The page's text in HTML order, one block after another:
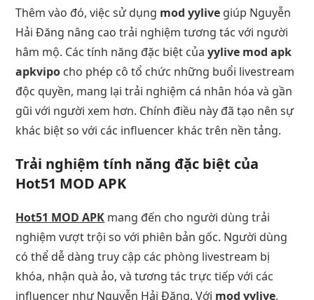
Thêm vào đó, việc sử dụng mod yylive giúp Nguyễn
Hải Đăng nâng cao trải nghiệm tương tác với người
hâm mộ. Các tính năng đặc biệt củayylive mod apk
apkvipo cho phép cô tổ chức những buổi livestream
độc quyền, mang lại trải nghiệm cá nhân hóa và gần
gũi với người xem hơn. Chính điều này đã tạo nên sự
khác biệt so với các influencer khác trên nền tảng.
Trải nghiệm tính năng đặc biệt của
Hot51 MOD APK
Hot51 MOD APK mang đến cho người dùng trải
nghiệm vượt trội so với phiên bản gốc. Người dùng
có thể dễ dàng truy cập các phòng livestream bị
khóa, nhận quà ảo, và tương tác trực tiếp với các
influencer như Nguyễn Hải Đăng. Với mod yylive,